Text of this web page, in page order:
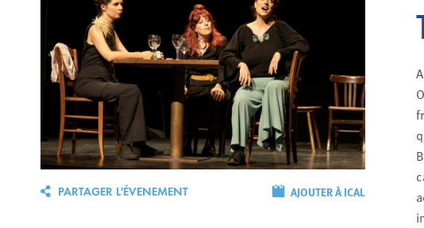
AJOUTER À ICAL
PARTAGER L'ÉVENEMENT